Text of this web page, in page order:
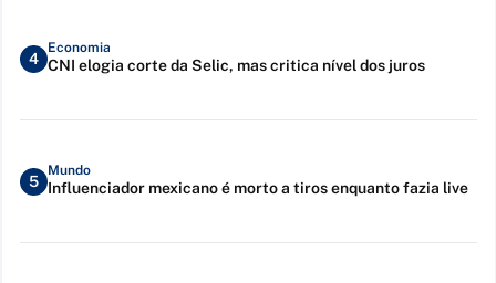
4
Economia
CNI elogia corte da Selic, mas critica nível dos juros
5
Mundo
Influenciador mexicano é morto a tiros enquanto fazia live